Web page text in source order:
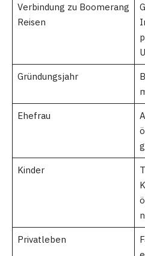
Verbindung zu Boomerang
Reisen
Gründungsjahr
Ehefrau
Kinder
Privatleben